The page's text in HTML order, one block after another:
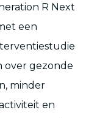
R Next
een
over gezonde
minder
en